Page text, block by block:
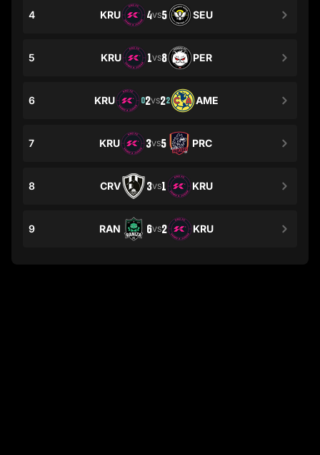
4 KRU 4VS5 SEU
5 KRU 1VS8 PER
6 KRU 02VS22 AME
7 KRU 3VS5 PRC
8 CRV 3VS1 KRU
9 RAN 6VS2 KRU